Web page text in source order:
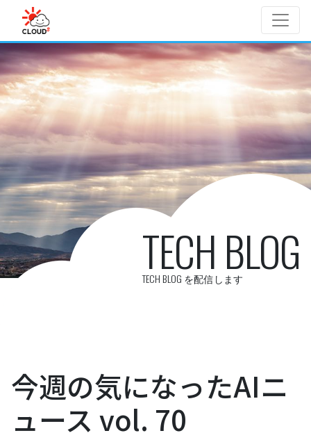
Skip to main content
TECH BLOG
TECH BLOG を配信します
今週の気になったAIニ
ュース vol. 70